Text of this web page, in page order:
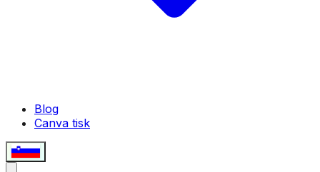
Blog
Canva tisk